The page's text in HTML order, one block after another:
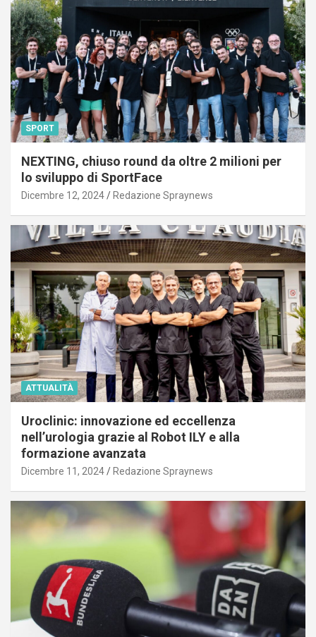
SPORT
NEXTING, chiuso round da oltre 2 milioni per
lo sviluppo di SportFace
Dicembre 12, 2024 Redazione Spraynews
ATTUALITÀ
Uroclinic: innovazione ed eccellenza
nell’urologia grazie al Robot ILY e alla
formazione avanzata
Dicembre 11, 2024 Redazione Spraynews